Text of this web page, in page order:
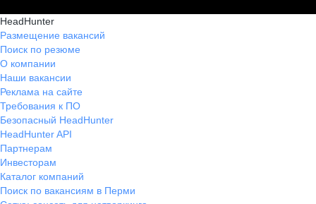
HeadHunter
Размещение вакансий
Поиск по резюме
О компании
Наши вакансии
Реклама на сайте
Требования к ПО
Безопасный HeadHunter
HeadHunter API
Партнерам
Инвесторам
Каталог компаний
Поиск по вакансиям в Перми